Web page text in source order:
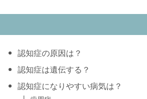
認知症の原因は？
認知症は遺伝する？
認知症になりやすい病気は？